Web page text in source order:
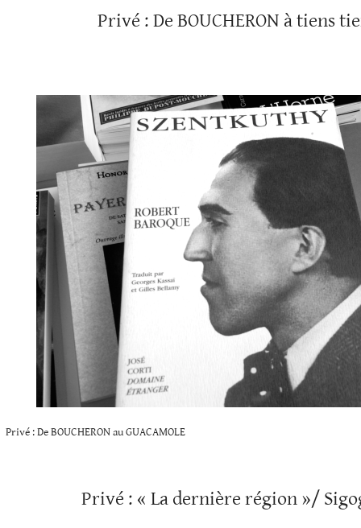
Privé : De BOUCHERON à tiens
Privé : De BOUCHERON au GUACAMOLE
Privé : « La dernière région »/